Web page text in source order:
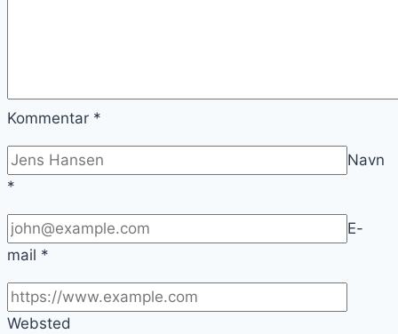
Kommentar *
Navn
*
E-
mail *
Websted